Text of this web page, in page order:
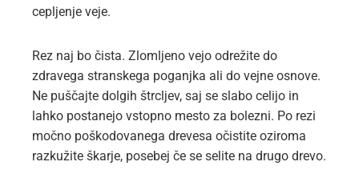
cepljenje veje.
Rez naj bo čista. Zlomljeno vejo odrežite do
zdravega stranskega poganjka ali do vejne osnove.
Ne puščajte dolgih štrcljev, saj se slabo celijo in
lahko postanejo vstopno mesto za bolezni. Po rezi
močno poškodovanega drevesa očistite oziroma
razkužite škarje, posebej če se selite na drugo drevo.